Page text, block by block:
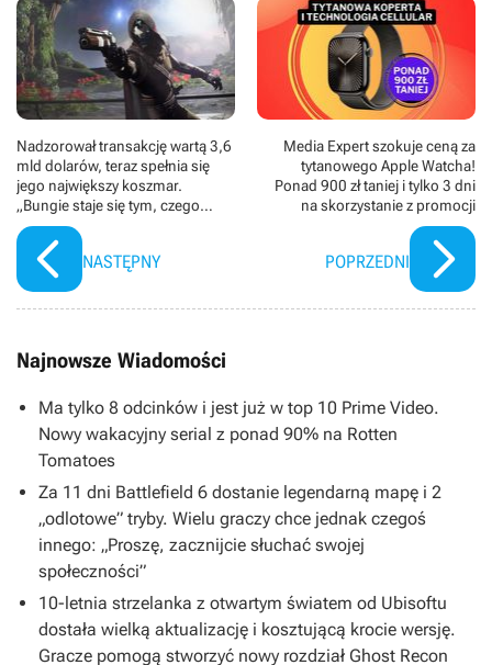
Nadzorował transakcję wartą 3,6
mld dolarów, teraz spełnia się
jego największy koszmar.
„Bungie staje się tym, czego
obawiałem się po przejęciu przez
Sony”
NASTĘPNY
Media Expert szokuje ceną za
tytanowego Apple Watcha!
Ponad 900 zł taniej i tylko 3 dni
na skorzystanie z promocji
POPRZEDNI
Najnowsze Wiadomości
Ma tylko 8 odcinków i jest już w top 10 Prime Video.
Nowy wakacyjny serial z ponad 90% na Rotten
Tomatoes
Za 11 dni Battlefield 6 dostanie legendarną mapę i 2
„odlotowe” tryby. Wielu graczy chce jednak czegoś
innego: „Proszę, zacznijcie słuchać swojej
społeczności”
10-letnia strzelanka z otwartym światem od Ubisoftu
dostała wielką aktualizację i kosztującą krocie wersję.
Gracze pomogą stworzyć nowy rozdział Ghost Recon